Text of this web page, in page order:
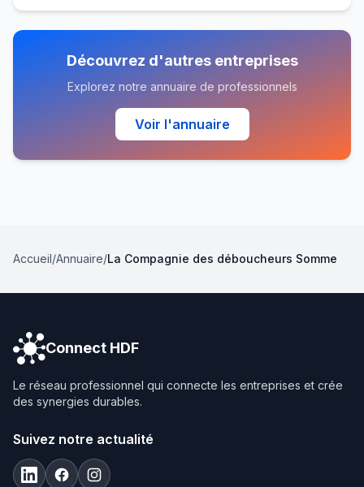
Découvrez d'autres entreprises
Explorez notre annuaire de professionnels
Voir l'annuaire
Accueil/Annuaire/La Compagnie des déboucheurs Somme
Connect HDF
Le réseau professionnel qui connecte les entreprises et crée
des synergies durables.
Suivez notre actualité